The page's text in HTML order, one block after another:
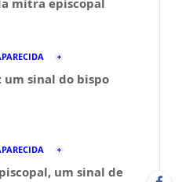
mitra episcopal
um sinal do bispo
um sinal de